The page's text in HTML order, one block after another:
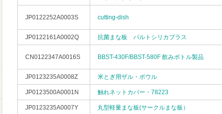
JP0122252A0003S cutting-dish
JP0122161A0002Q 抗菌まな板 パルトシリカプラス
CN0122347A0016S BBST-430F/BBST-580F 飲みボトル製品
JP0123235A0008Z 米とぎ用ザル・ボウル
JP0123500A0001N 触れネットカバー・78223
JP0123235A0007Y 丸型軽量まな板(サークルまな板）